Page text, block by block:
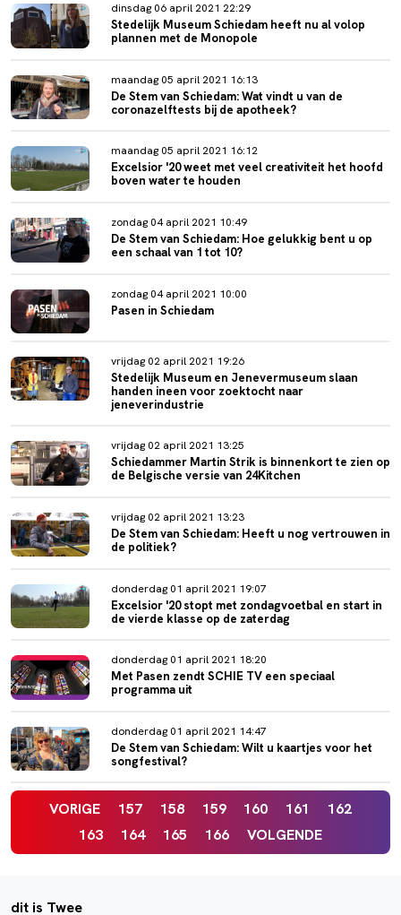
dinsdag 06 april 2021 22:29
Stedelijk Museum Schiedam heeft nu al volop
plannen met de Monopole
maandag 05 april 2021 16:13
De Stem van Schiedam: Wat vindt u van de
coronazelftests bij de apotheek?
maandag 05 april 2021 16:12
Excelsior '20 weet met veel creativiteit het hoofd
boven water te houden
zondag 04 april 2021 10:49
De Stem van Schiedam: Hoe gelukkig bent u op
een schaal van 1 tot 10?
zondag 04 april 2021 10:00
Pasen in Schiedam
vrijdag 02 april 2021 19:26
Stedelijk Museum en Jenevermuseum slaan
handen ineen voor zoektocht naar
jeneverindustrie
vrijdag 02 april 2021 13:25
Schiedammer Martin Strik is binnenkort te zien op
de Belgische versie van 24Kitchen
vrijdag 02 april 2021 13:23
De Stem van Schiedam: Heeft u nog vertrouwen in
de politiek?
donderdag 01 april 2021 19:07
Excelsior '20 stopt met zondagvoetbal en start in
de vierde klasse op de zaterdag
donderdag 01 april 2021 18:20
Met Pasen zendt SCHIE TV een speciaal
programma uit
donderdag 01 april 2021 14:47
De Stem van Schiedam: Wilt u kaartjes voor het
songfestival?
VORIGE 157 158 159 160 161
162
163
164 165 166 VOLGENDE
dit is Twee